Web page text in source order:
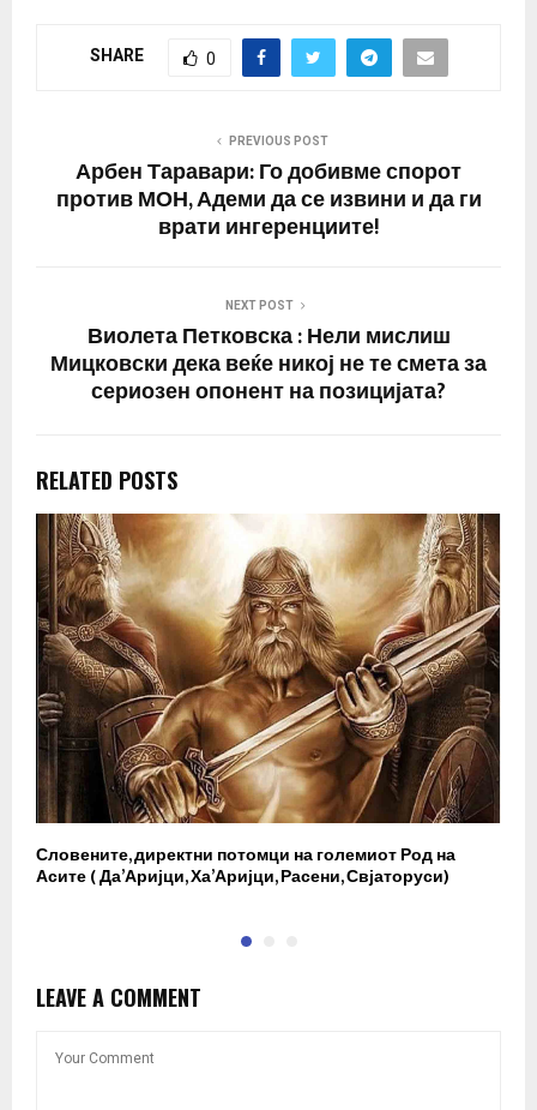
SHARE 0
PREVIOUS POST
Арбен Таравари: Го добивме спорот
против МОН, Адеми да се извини и да ги
врати ингеренциите!
NEXT POST
Виолета Петковска : Нели мислиш
Мицковски дека веќе никој не те смета за
сериозен опонент на позицијата?
RELATED POSTS
Словените, директни потомци на големиот Род на
Асите ( Да’Аријци, Ха’Аријци, Расени, Свјаторуси)
LEAVE A COMMENT